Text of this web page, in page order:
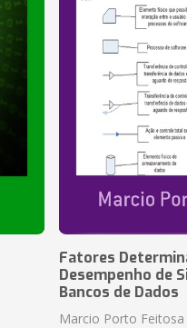
Fatores
Desempenho de
Bancos de Dados
Marcio Porto Feitosa